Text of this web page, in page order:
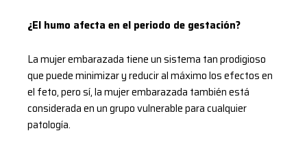
¿El humo afecta en el periodo de gestación?
La mujer embarazada tiene un sistema tan prodigioso
que puede minimizar y reducir al máximo los efectos en
el feto, pero sí, la mujer embarazada también está
considerada en un grupo vulnerable para cualquier
patología.